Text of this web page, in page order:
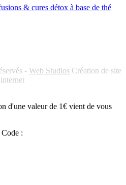
& cures détox à base de thé
- Web Studios Création de site
internet
d'une valeur de 1€ vient de vous
Code :